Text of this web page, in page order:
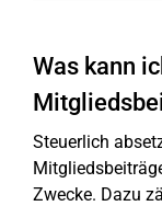
Was kann
Steuerlich
Zwecke. Dazu